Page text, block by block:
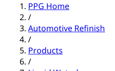
PPG Home
/
Automotive Refinish
/
Products
/